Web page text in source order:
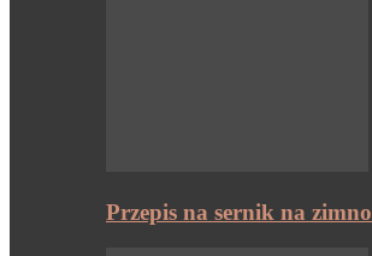
Przepis na sernik na zimno